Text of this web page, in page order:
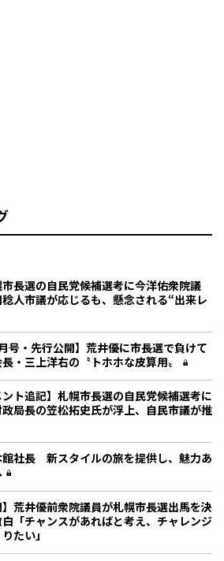
市長選の自民党候補選考に今洋佑衆院議
人市議が応じるも、懸念される“出来レ
号・先行公開】荒井優に市長選で負けて
・三上洋右の〝トホホな皮算用〟
ント追記】札幌市長選の自民党候補選考に
局長の笠松拓史氏が浮上、自民市議が推
社長 新スタイルの旅を提供し、魅力あ
】荒井優前衆院議員が札幌市長選出馬を決
「チャンスがあればと考え、チャレンジ
たい」